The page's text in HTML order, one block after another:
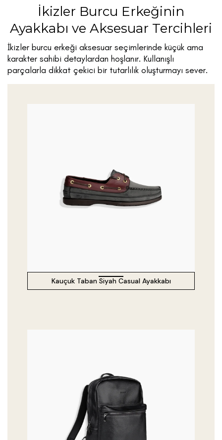
İkizler Burcu Erkeğinin
Ayakkabı ve Aksesuar Tercihleri
İkizler burcu erkeği aksesuar seçimlerinde küçük ama
karakter sahibi detaylardan hoşlanır. Kullanışlı
parçalarla dikkat çekici bir tutarlılık oluşturmayı sever.
Kauçuk Taban Siyah Casual Ayakkabı